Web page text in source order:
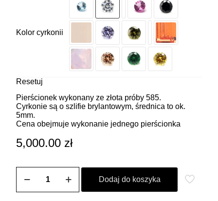
Kolor cyrkonii
Resetuj
Pierścionek wykonany ze złota próby 585.
Cyrkonie są o szlifie brylantowym, średnica to ok.
5mm.
Cena obejmuje wykonanie jednego pierścionka
5,000.00 zł
Obrączka
Dodaj do koszyka